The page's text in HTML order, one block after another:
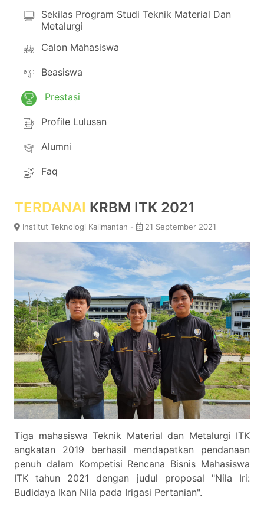
Sekilas Program Studi Teknik Material Dan
Metalurgi
Calon Mahasiswa
Beasiswa
Prestasi
Profile Lulusan
Alumni
Faq
TERDANAI KRBM ITK 2021
Institut Teknologi Kalimantan - 21 September 2021
Tiga mahasiswa Teknik Material dan Metalurgi ITK
angkatan 2019 berhasil mendapatkan pendanaan
penuh dalam Kompetisi Rencana Bisnis Mahasiswa
ITK tahun 2021 dengan judul proposal "Nila Iri:
Budidaya Ikan Nila pada Irigasi Pertanian".